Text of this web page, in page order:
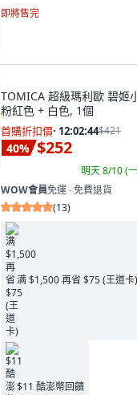
即將售完
TOMICA 超級瑪利歐 碧姬
粉紅色 + 白色, 1個
首購折扣價· 12:02:43$421
40% $252
明天 8/10 (
WOW會員免運 ∙ 免費退貨
(13)
满 $1,500 再省 $75 (王道卡)
$11 酷澎幣回饋